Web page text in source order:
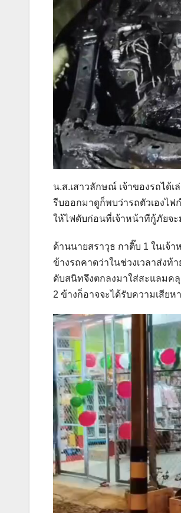
น.ส.เสาวลักษณ์ เจ้าของรถได้เ
รีบออกมาดูก็พบว่ารถตัวเองไ
ให้ไฟดับก่อนที่เจ้าหน้าทีกู้ภัยจะ
ด้านนายสราวุธ กาติ๊บ 1 ในเจ้
ข้างรถคาดว่าในช่วงเวลาส่งท้
ดับสนิทจึงตกลงมาใส่สะแลมค
2 ข้างก็อาจจะได้รับความเสียห